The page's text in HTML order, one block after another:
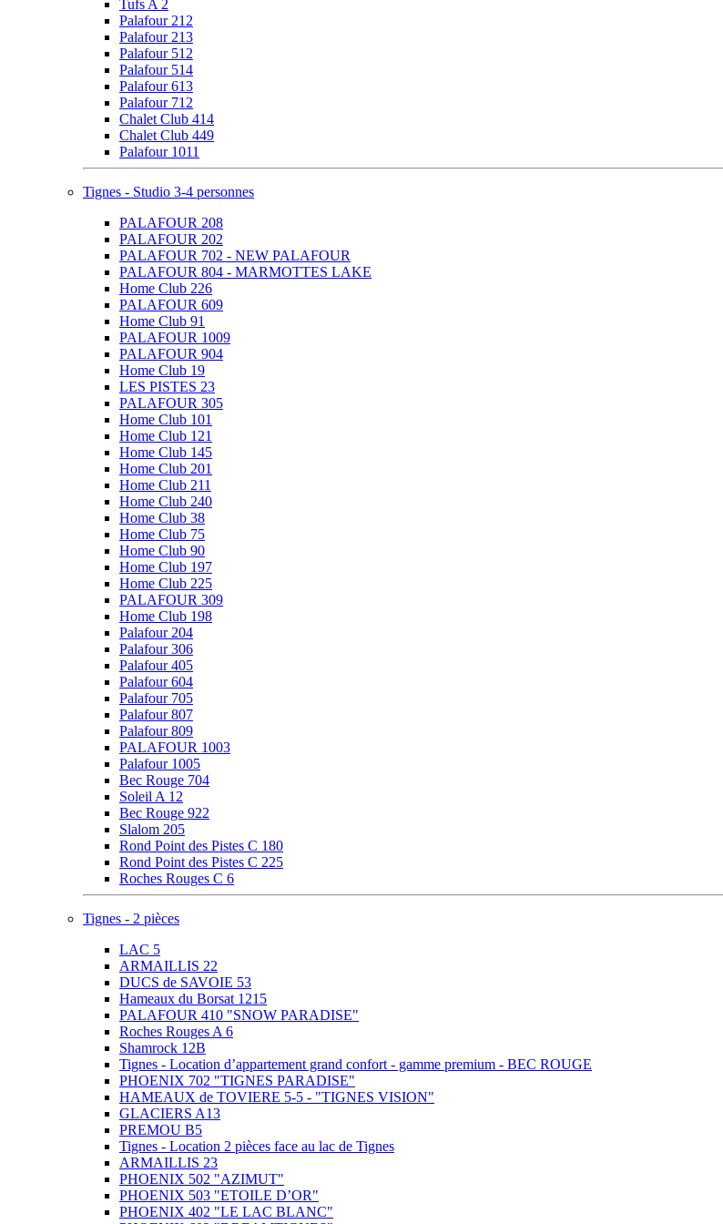
Tufs A 2
Palafour 212
Palafour 213
Palafour 512
Palafour 514
Palafour 613
Palafour 712
Chalet Club 414
Chalet Club 449
Palafour 1011
Tignes - Studio 3-4 personnes
PALAFOUR 208
PALAFOUR 202
PALAFOUR 702 - NEW PALAFOUR
PALAFOUR 804 - MARMOTTES LAKE
Home Club 226
PALAFOUR 609
Home Club 91
PALAFOUR 1009
PALAFOUR 904
Home Club 19
LES PISTES 23
PALAFOUR 305
Home Club 101
Home Club 121
Home Club 145
Home Club 201
Home Club 211
Home Club 240
Home Club 38
Home Club 75
Home Club 90
Home Club 197
Home Club 225
PALAFOUR 309
Home Club 198
Palafour 204
Palafour 306
Palafour 405
Palafour 604
Palafour 705
Palafour 807
Palafour 809
PALAFOUR 1003
Palafour 1005
Bec Rouge 704
Soleil A 12
Bec Rouge 922
Slalom 205
Rond Point des Pistes C 180
Rond Point des Pistes C 225
Roches Rouges C 6
Tignes - 2 pièces
LAC 5
ARMAILLIS 22
DUCS de SAVOIE 53
Hameaux du Borsat 1215
PALAFOUR 410 "SNOW PARADISE"
Roches Rouges A 6
Shamrock 12B
Tignes - Location d’appartement grand confort - gamme premium - BEC ROUGE
PHOENIX 702 "TIGNES PARADISE"
HAMEAUX de TOVIERE 5-5 - "TIGNES VISION"
GLACIERS A13
PREMOU B5
Tignes - Location 2 pièces face au lac de Tignes
ARMAILLIS 23
PHOENIX 502 "AZIMUT"
PHOENIX 503 "ETOILE D’OR"
PHOENIX 402 "LE LAC BLANC"